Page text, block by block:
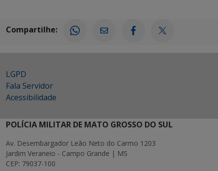
Compartilhe:
LGPD
Fala Servidor
Acessibilidade
POLÍCIA MILITAR DE MATO GROSSO DO SUL
Av. Desembargador Leão Neto do Carmo 1203
Jardim Veraneio - Campo Grande | MS
CEP: 79037-100